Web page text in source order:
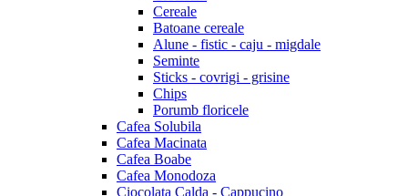
Cereale
Batoane cereale
Alune - fistic - caju - migdale
Seminte
Sticks - covrigi - grisine
Chips
Porumb floricele
Cafea Solubila
Cafea Macinata
Cafea Boabe
Cafea Monodoza
Ciocolata Calda - Cappucino